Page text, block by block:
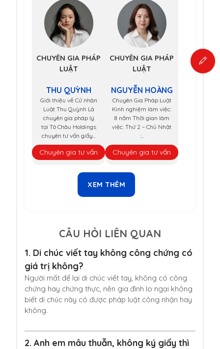
CHUYÊN GIA PHÁP
LUẬT
THU QUỲNH
Giới thiệu về Cử nhân
Luật Thu Quỳnh Là
chuyên gia pháp lý
tại Tô Châu Holdings
chuyên tư vấn giấy...
Chuyên gia tư vấn
CHUYÊN GIA PHÁP
LUẬT
NGUYỄN HOÀNG
Chuyên Gia Pháp Luật
Kinh nghiệm làm việc:
8 năm Thời gian làm
việc: Thứ 2 – Chủ Nhật
:...
Chuyên gia tư vấn
XEM THÊM
CÂU HỎI LIÊN QUAN
1. Di chúc viết tay không công chứng có
giá trị không?
Người mất để lại di chúc viết tay, không có công
chứng hay chứng thực, nên gia đình lo ngại không
biết di chúc này có được pháp luật công nhận hay
không.
2. Anh em mâu thuẫn, không ký giấy thì